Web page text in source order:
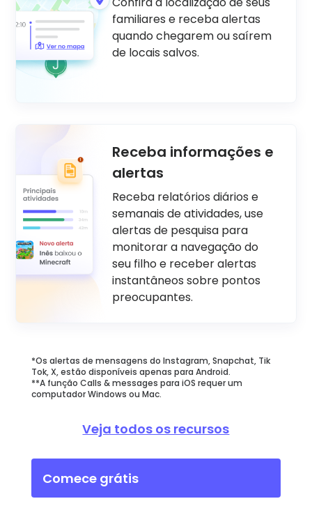
familiares e receba alertas
quando chegarem ou saírem
de locais salvos.
Receba informações e
alertas
Receba relatórios diários e
semanais de atividades, use
alertas de pesquisa para
monitorar a navegação do
seu filho e receber alertas
instantâneos sobre pontos
preocupantes.
*Os alertas de mensagens do Instagram, Snapchat, Tik
Tok, X, estão disponíveis apenas para Android.
**A função Calls & messages para iOS requer um
computador Windows ou Mac.
Veja todos os recursos
Comece grátis